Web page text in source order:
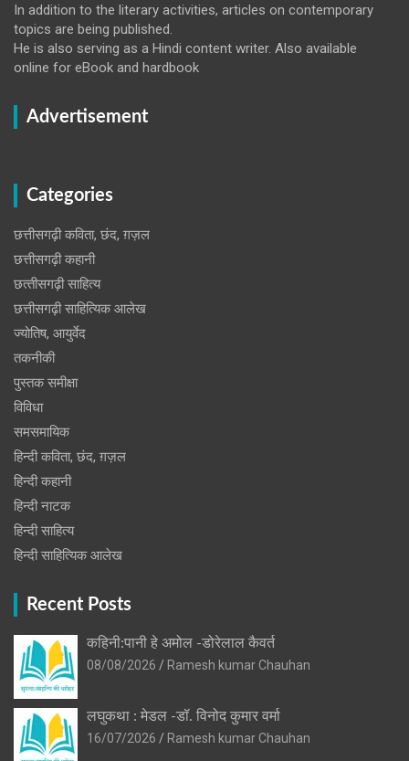
In addition to the literary activities, articles on contemporary
topics are being published.
He is also serving as a Hindi content writer. Also available
online for eBook and hardbook
Advertisement
Categories
छत्तीसगढ़ी कविता, छंद, ग़ज़ल
छत्तीसगढ़ी कहानी
छत्‍तीसगढ़ी साहित्‍य
छत्तीसगढ़ी साहित्यिक आलेख
ज्योतिष, आयुर्वेद
तकनीकी
पुस्‍तक समीक्षा
विविधा
समसमायिक
हिन्दी कविता, छंद, ग़ज़ल
हिन्दी कहानी
हिन्‍दी नाटक
हिन्दी साहित्य
हिन्दी साहित्यिक आलेख
Recent Posts
कहिनी:पानी हे अमोल -डोरेलाल कैवर्त
08/08/2026
Ramesh kumar Chauhan
लघुकथा : मेडल -डॉ. विनोद कुमार वर्मा
16/07/2026
Ramesh kumar Chauhan